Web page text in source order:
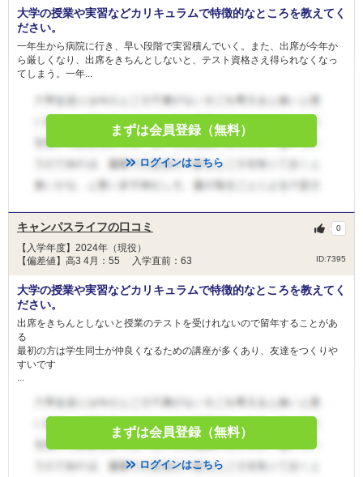
大学の授業や実習などカリキュラムで特徴的なところを教えてく
ださい。
一年生から病院に行き、早い段階で実習積んでいく。また、出席が今年か
ら厳しくなり、出席をきちんとしないと、テスト資格さえ得られなくなっ
てしまう。一年...
まずは会員登録（無料）
ログインはこちら
キャンパスライフの口コミ
【入学年度】2024年（現役）
【偏差値】高3 4月：55 入学直前：63
ID:7395
0
大学の授業や実習などカリキュラムで特徴的なところを教えてく
ださい。
出席をきちんとしないと授業のテストを受けれないので留年することがあ
る
最初の方は学生同士が仲良くなるための講座が多くあり、友達をつくりや
すいです
...
まずは会員登録（無料）
ログインはこちら